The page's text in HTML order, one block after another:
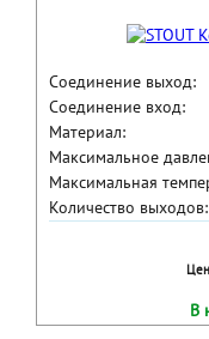
Соединение выход:
Соединение вход:
Материал:
Максимальное
Максимальная
Количество выходов:
В